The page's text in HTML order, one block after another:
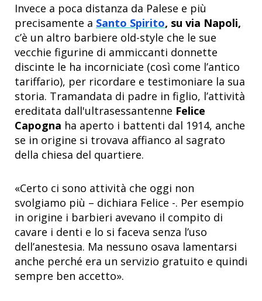
Invece a poca distanza da Palese e più
precisamente a Santo Spirito, su via Napoli,
c’è un altro barbiere old-style che le sue
vecchie figurine di ammiccanti donnette
discinte le ha incorniciate (così come l’antico
tariffario), per ricordare e testimoniare la sua
storia. Tramandata di padre in figlio, l’attività
ereditata dall'ultrasessantenne Felice
Capogna ha aperto i battenti dal 1914, anche
se in origine si trovava affianco al sagrato
della chiesa del quartiere.
«Certo ci sono attività che oggi non
svolgiamo più – dichiara Felice -. Per esempio
in origine i barbieri avevano il compito di
cavare i denti e lo si faceva senza l’uso
dell’anestesia. Ma nessuno osava lamentarsi
anche perché era un servizio gratuito e quindi
sempre ben accetto».